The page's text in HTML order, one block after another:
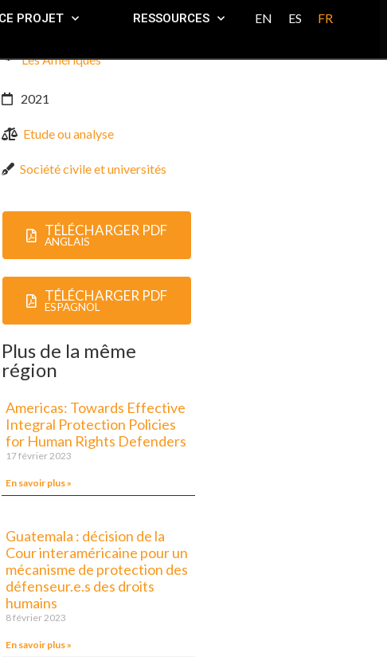
PROJET RESSOURCES EN ES FR
Les Amériques
2021
Etude ou analyse
Société civile et universités
TÉLÉCHARGER PDF
ANGLAIS
TÉLÉCHARGER PDF
ESPAGNOL
Plus de la même
région
Americas: Towards Effective
Integral Protection Policies
for Human Rights Defenders
17 février 2023
En savoir plus »
Guatemala : décision de la
Cour interaméricaine pour un
mécanisme de protection des
défenseur.e.s des droits
humains
8 février 2023
En savoir plus »